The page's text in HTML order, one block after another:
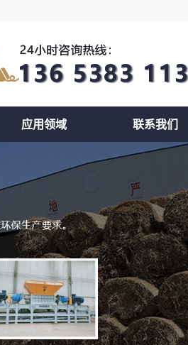
应用领域 联系我们